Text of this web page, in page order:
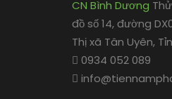
CN Bình Dương
đồ số 14, đường
Thị xã Tân Uyên,
0934 052 089